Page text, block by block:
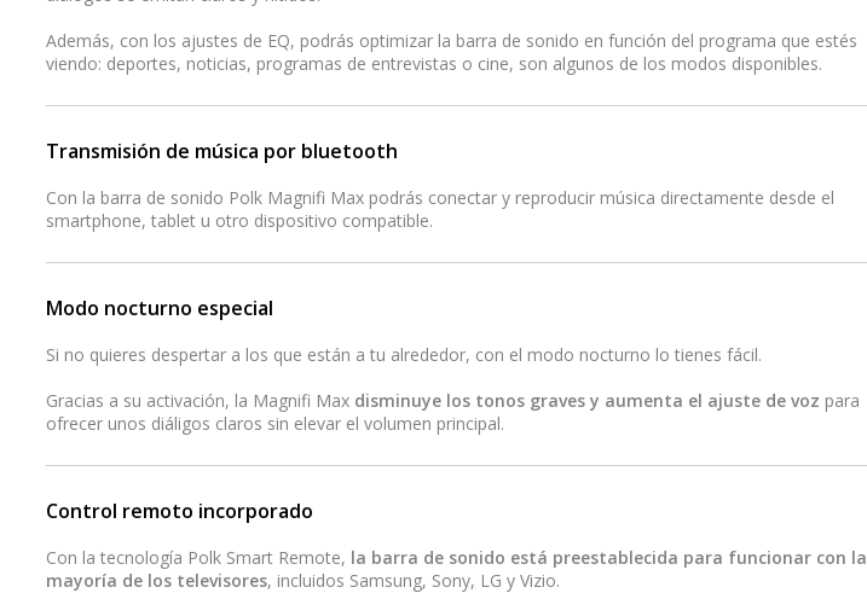
Además, con los ajustes de EQ, podrás optimizar la barra de sonido en función del programa que estés
viendo: deportes, noticias, programas de entrevistas o cine, son algunos de los modos disponibles.
Transmisión de música por bluetooth
Con la barra de sonido Polk Magnifi Max podrás conectar y reproducir música directamente desde el
smartphone, tablet u otro dispositivo compatible.
Modo nocturno especial
Si no quieres despertar a los que están a tu alrededor, con el modo nocturno lo tienes fácil.
Gracias a su activación, la Magnifi Max disminuye los tonos graves y aumenta el ajuste de voz para
ofrecer unos diáligos claros sin elevar el volumen principal.
Control remoto incorporado
Con la tecnología Polk Smart Remote, la barra de sonido está preestablecida para funcionar con la
mayoría de los televisores, incluidos Samsung, Sony, LG y Vizio.